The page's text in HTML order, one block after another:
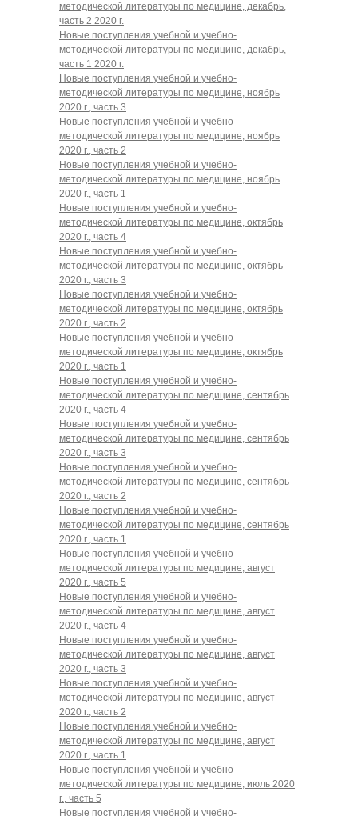
методической литературы по медицине, декабрь,
часть 2 2020 г.
Новые поступления учебной и учебно-
методической литературы по медицине, декабрь,
часть 1 2020 г.
Новые поступления учебной и учебно-
методической литературы по медицине, ноябрь
2020 г., часть 3
Новые поступления учебной и учебно-
методической литературы по медицине, ноябрь
2020 г., часть 2
Новые поступления учебной и учебно-
методической литературы по медицине, ноябрь
2020 г., часть 1
Новые поступления учебной и учебно-
методической литературы по медицине, октябрь
2020 г., часть 4
Новые поступления учебной и учебно-
методической литературы по медицине, октябрь
2020 г., часть 3
Новые поступления учебной и учебно-
методической литературы по медицине, октябрь
2020 г., часть 2
Новые поступления учебной и учебно-
методической литературы по медицине, октябрь
2020 г., часть 1
Новые поступления учебной и учебно-
методической литературы по медицине, сентябрь
2020 г., часть 4
Новые поступления учебной и учебно-
методической литературы по медицине, сентябрь
2020 г., часть 3
Новые поступления учебной и учебно-
методической литературы по медицине, сентябрь
2020 г., часть 2
Новые поступления учебной и учебно-
методической литературы по медицине, сентябрь
2020 г., часть 1
Новые поступления учебной и учебно-
методической литературы по медицине, август
2020 г., часть 5
Новые поступления учебной и учебно-
методической литературы по медицине, август
2020 г., часть 4
Новые поступления учебной и учебно-
методической литературы по медицине, август
2020 г., часть 3
Новые поступления учебной и учебно-
методической литературы по медицине, август
2020 г., часть 2
Новые поступления учебной и учебно-
методической литературы по медицине, август
2020 г., часть 1
Новые поступления учебной и учебно-
методической литературы по медицине, июль 2020
г., часть 5
Новые поступления учебной и учебно-